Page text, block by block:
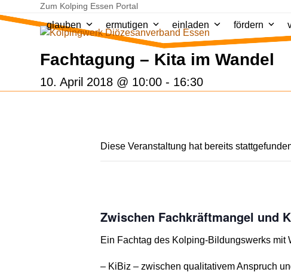
to
Zum Kolping Essen Portal
glauben ermutigen einladen fördern
Fachtagung – Kita im Wandel
10. April 2018 @ 10:00 - 16:30
Diese Veranstaltung hat bereits
Zwischen Fachkräftmangel und
Ein Fachtag des Kolping-Bildungswerks mit
– KiBiz – zwischen qualitativem Anspruch